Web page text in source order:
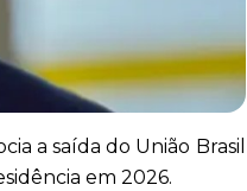
a saída do União Brasil
em 2026.